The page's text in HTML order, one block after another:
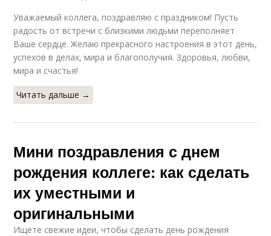
Уважаемый коллега, поздравляю с праздником! Пусть
радость от встречи с близкими людьми переполняет
Ваше сердце. Желаю прекрасного настроения в этот день,
успехов в делах, мира и благополучия. Здоровья, любви,
мира и счастья!
Читать дальше →
Мини поздравления с днем
рождения коллеге: как сделать
их уместными и
оригинальными
Ищете свежие идеи, чтобы сделать день рождения